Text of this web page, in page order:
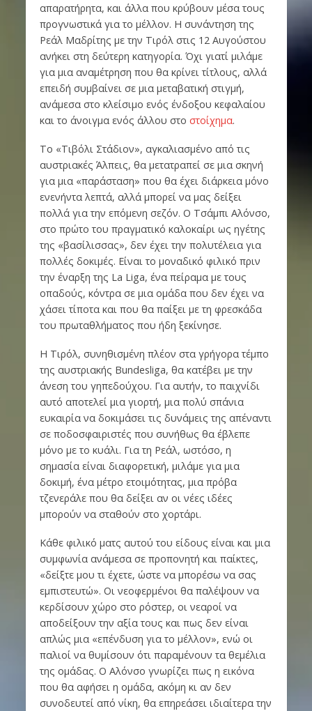
απαρατήρητα, και άλλα που κρύβουν μέσα τους
προγνωστικά για το μέλλον. Η συνάντηση της
Ρεάλ Μαδρίτης με την Τιρόλ στις 12 Αυγούστου
ανήκει στη δεύτερη κατηγορία. Όχι γιατί μιλάμε
για μια αναμέτρηση που θα κρίνει τίτλους, αλλά
επειδή συμβαίνει σε μια μεταβατική στιγμή,
ανάμεσα στο κλείσιμο ενός ένδοξου κεφαλαίου
και το άνοιγμα ενός άλλου στο στοίχημα.
Το «Τιβόλι Στάδιον», αγκαλιασμένο από τις
αυστριακές Άλπεις, θα μετατραπεί σε μια σκηνή
για μια «παράσταση» που θα έχει διάρκεια μόνο
ενενήντα λεπτά, αλλά μπορεί να μας δείξει
πολλά για την επόμενη σεζόν. Ο Τσάμπι Αλόνσο,
στο πρώτο του πραγματικό καλοκαίρι ως ηγέτης
της «βασίλισσας», δεν έχει την πολυτέλεια για
πολλές δοκιμές. Είναι το μοναδικό φιλικό πριν
την έναρξη της La Liga, ένα πείραμα με τους
οπαδούς, κόντρα σε μια ομάδα που δεν έχει να
χάσει τίποτα και που θα παίξει με τη φρεσκάδα
του πρωταθλήματος που ήδη ξεκίνησε.
Η Τιρόλ, συνηθισμένη πλέον στα γρήγορα τέμπο
της αυστριακής Bundesliga, θα κατέβει με την
άνεση του γηπεδούχου. Για αυτήν, το παιχνίδι
αυτό αποτελεί μια γιορτή, μια πολύ σπάνια
ευκαιρία να δοκιμάσει τις δυνάμεις της απέναντι
σε ποδοσφαιριστές που συνήθως θα έβλεπε
μόνο με το κυάλι. Για τη Ρεάλ, ωστόσο, η
σημασία είναι διαφορετική, μιλάμε για μια
δοκιμή, ένα μέτρο ετοιμότητας, μια πρόβα
τζενεράλε που θα δείξει αν οι νέες ιδέες
μπορούν να σταθούν στο χορτάρι.
Κάθε φιλικό ματς αυτού του είδους είναι και μια
συμφωνία ανάμεσα σε προπονητή και παίκτες,
«δείξτε μου τι έχετε, ώστε να μπορέσω να σας
εμπιστευτώ». Οι νεοφερμένοι θα παλέψουν να
κερδίσουν χώρο στο ρόστερ, οι νεαροί να
αποδείξουν την αξία τους και πως δεν είναι
απλώς μια «επένδυση για το μέλλον», ενώ οι
παλιοί να θυμίσουν ότι παραμένουν τα θεμέλια
της ομάδας. Ο Αλόνσο γνωρίζει πως η εικόνα
που θα αφήσει η ομάδα, ακόμη κι αν δεν
συνοδευτεί από νίκη, θα επηρεάσει ιδιαίτερα την